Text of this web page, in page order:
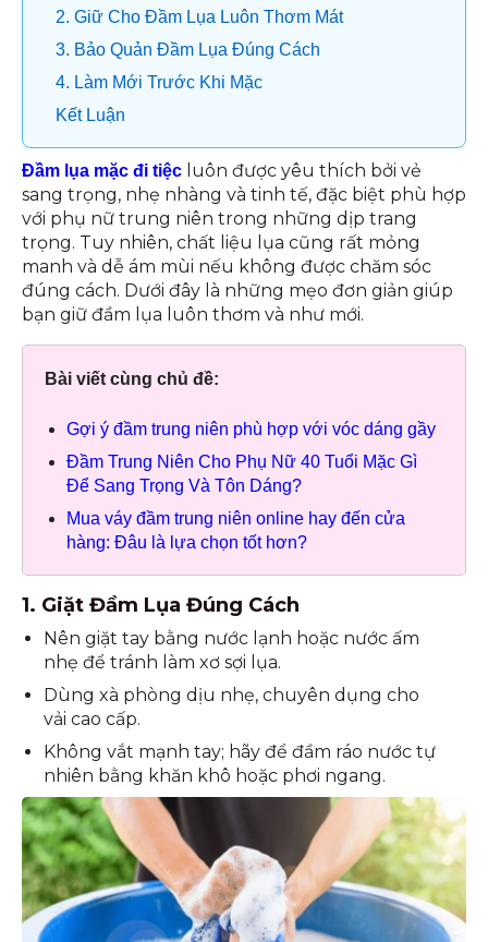
2. Giữ Cho Đầm Lụa Luôn Thơm Mát
3. Bảo Quản Đầm Lụa Đúng Cách
4. Làm Mới Trước Khi Mặc
Kết Luận
Đầm lụa mặc đi tiệc luôn được yêu thích bởi vẻ
sang trọng, nhẹ nhàng và tinh tế, đặc biệt phù hợp
với phụ nữ trung niên trong những dịp trang
trọng. Tuy nhiên, chất liệu lụa cũng rất mỏng
manh và dễ ám mùi nếu không được chăm sóc
đúng cách. Dưới đây là những mẹo đơn giản giúp
bạn giữ đầm lụa luôn thơm và như mới.
Bài viết cùng chủ đề:
Gợi ý đầm trung niên phù hợp với vóc dáng gầy
Đầm Trung Niên Cho Phụ Nữ 40 Tuổi Mặc Gì
Để Sang Trọng Và Tôn Dáng?
Mua váy đầm trung niên online hay đến cửa
hàng: Đâu là lựa chọn tốt hơn?
1. Giặt Đầm Lụa Đúng Cách
Nên giặt tay bằng nước lạnh hoặc nước ấm
nhẹ để tránh làm xơ sợi lụa.
Dùng xà phòng dịu nhẹ, chuyên dụng cho
vải cao cấp.
Không vắt mạnh tay; hãy để đầm ráo nước tự
nhiên bằng khăn khô hoặc phơi ngang.